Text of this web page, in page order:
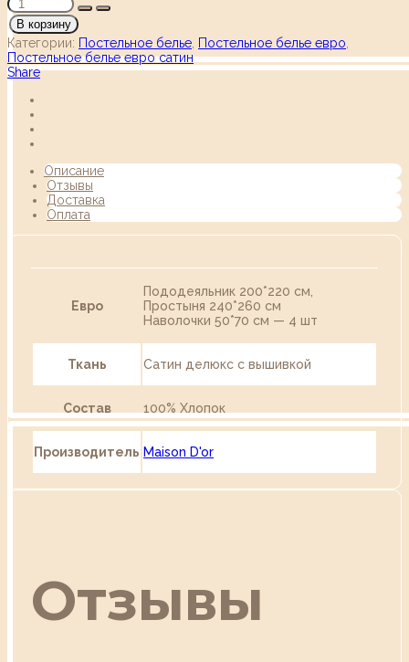
В корзину
Категории: Постельное белье Постельное белье евро
Постельное белье евро сатин
Share
Описание
Отзывы
Доставка
Оплата
Евро
Пододеяльник 200*220 см,
Простыня 240*260 см
Наволочки 50*70 см — 4 шт
Ткань Сатин делюкс с вышивкой
Состав 100% Хлопок
Производитель Maison D'or
Отзывы